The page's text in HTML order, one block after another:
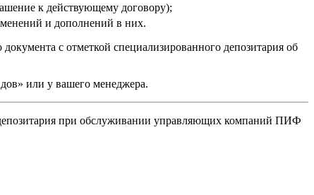
к действующему договору);
и дополнений в них.
с отметкой специализированного депозитария об
или у вашего менеджера.
при обслуживании управляющих компаний ПИФ